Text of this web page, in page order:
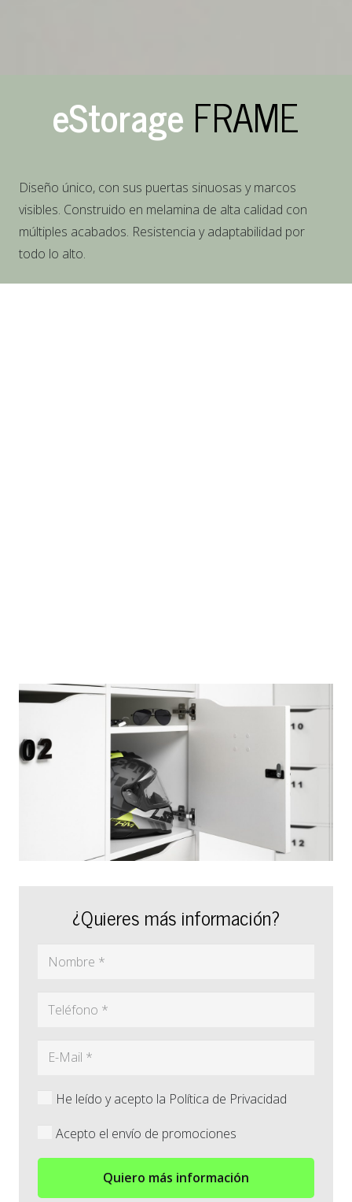
eStorage FRAME
Diseño único, con sus puertas sinuosas y marcos
visibles. Construido en melamina de alta calidad con
múltiples acabados. Resistencia y adaptabilidad por
todo lo alto.
¿Quieres más información?
He leído y acepto la Política de Privacidad
Acepto el envío de promociones
Quiero más información